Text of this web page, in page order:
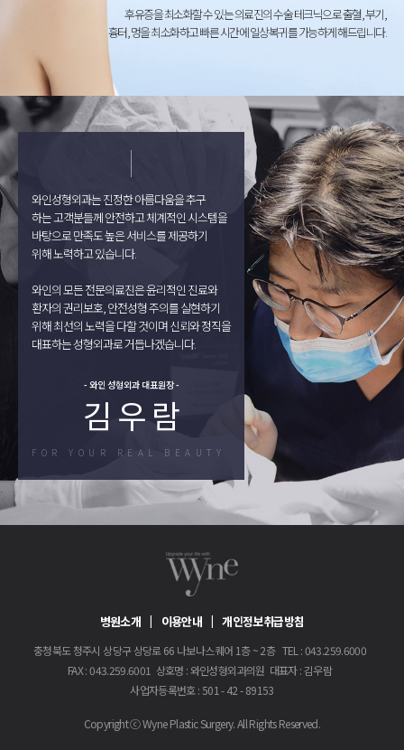
후유증을 최소화할 수 있는 의료진의 수술 테크닉으로 출혈, 부기,
흉터, 멍을 최소화하고 빠른 시간에 일상복귀를 가능하게 해드립니다.
와인성형외과는 진정한 아름다움을 추구
하는 고객분들께 안전하고 체계적인 시스템을
바탕으로 만족도 높은 서비스를 제공하기
위해 노력하고 있습니다.
와인의 모든 전문의료진은 윤리적인 진료와
환자의 권리보호, 안전성형 주의를 실현하기
위해 최선의 노력을 다할 것이며 신뢰와 정직을
대표하는 성형외과로 거듭나겠습니다.
- 와인 성형외과 대표원장 -
김 우 람
FOR YOUR REAL BEAUTY
병원소개 이용안내 개인정보취급방침
충청북도 청주시 상당구 상당로 66 나보나스퀘어 1층 ~ 2층 TEL 043.259.6000
FAX 043.259.6001 상호명 와인성형외과의원 대표자 김우람
사업자등록번호 501 - 42 - 89153
Copyright ⓒ Wyne Plastic Surgery. All Rights Reserved.